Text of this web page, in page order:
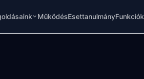
MűködésEsettanulmányFunkciók